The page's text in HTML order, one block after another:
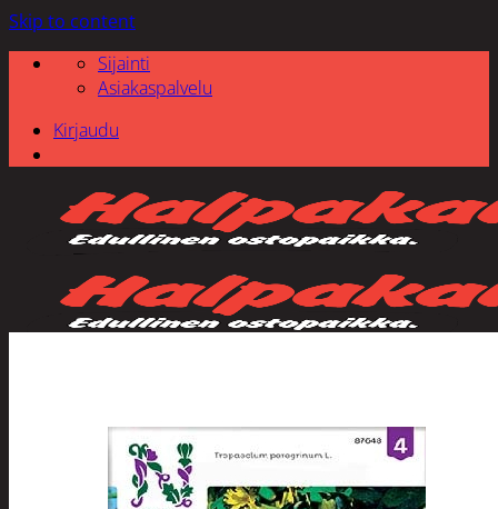
Skip to content
Sijainti
Asiakaspalvelu
Kirjaudu